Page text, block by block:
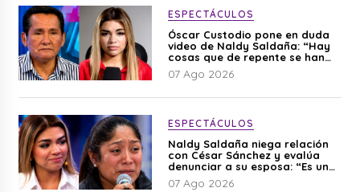
ESPECTÁCULOS
Óscar Custodio pone en duda
video de Naldy Saldaña: “Hay
cosas que de repente se han
editado”
07 Ago 2026
ESPECTÁCULOS
Naldy Saldaña niega relación
con César Sánchez y evalúa
denunciar a su esposa: “Es una
difamación”
07 Ago 2026